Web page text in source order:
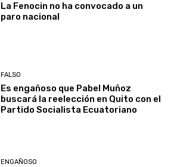
La Fenocin no ha convocado a un
paro nacional
FALSO
Es engañoso que Pabel Muñoz
buscará la reelección en Quito con el
Partido Socialista Ecuatoriano
ENGAÑOSO